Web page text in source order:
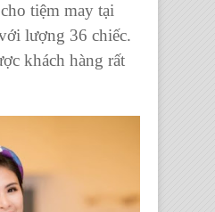
cho tiệm may tại
lượng 36 chiếc.
khách hàng rất